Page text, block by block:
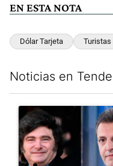
EN ESTA NOTA
Dólar Tarjeta Turistas
Noticias en
Un artículo de